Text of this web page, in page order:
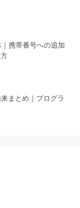
携帯番号への追加
まとめ｜プログラ